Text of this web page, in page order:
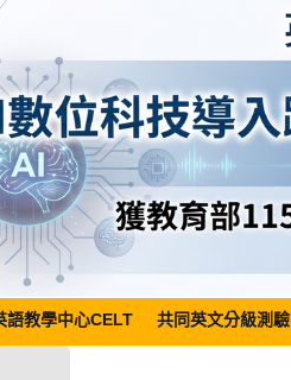
語教學中心CELT 共同英文分級測驗